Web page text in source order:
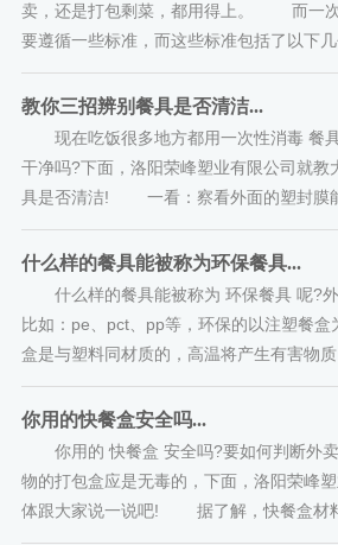
卖，还是打包剩菜，都用得上。 而一次
要遵循一些标准，而这些标准包括了以下几
教你三招辨别餐具是否清洁...
现在吃饭很多地方都用一次性消毒 餐
干净吗?下面，洛阳荣峰塑业有限公司就教
具是否清洁! 一看：察看外面的塑封膜能
什么样的餐具能被称为环保餐具...
什么样的餐具能被称为 环保餐具 呢?外
比如：pe、pct、pp等，环保的以注塑餐盒
盒是与塑料同材质的，高温将产生有害物质
你用的快餐盒安全吗...
你用的 快餐盒 安全吗?要如何判断外卖
物的打包盒应是无毒的，下面，洛阳荣峰
体跟大家说一说吧! 据了解，快餐盒材料